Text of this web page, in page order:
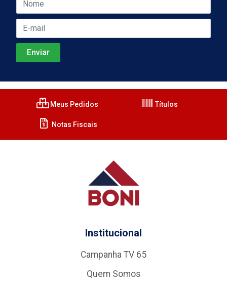
Meus Pedidos Títulos
Notas Fiscais
Institucional
Campanha TV 65
Quem Somos